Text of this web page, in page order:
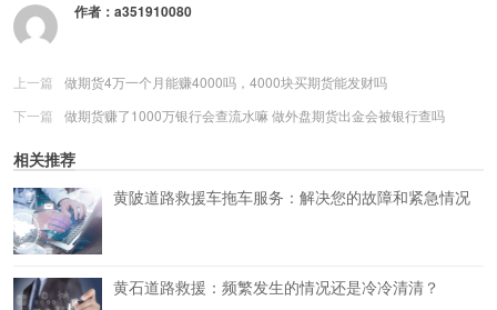
作者： a351910080
上一篇
做期货4万一个月能赚4000吗，4000块买期货能发财吗
下一篇
做期货赚了1000万银行会查流水嘛 做外盘期货出金会被银行查吗
相关推荐
黄陂道路救援车拖车服务：解决您的故障和紧急情况
黄石道路救援：频繁发生的情况还是冷冷清清？